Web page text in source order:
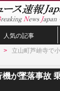
人気の記事
立山町芦峅寺で
が墜落事故